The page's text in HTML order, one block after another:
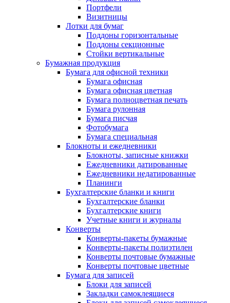
Портфели
Визитницы
Лотки для бумаг
Поддоны горизонтальные
Поддоны секционные
Стойки вертикальные
Бумажная продукция
Бумага для офисной техники
Бумага офисная
Бумага офисная цветная
Бумага полноцветная печать
Бумага рулонная
Бумага писчая
Фотобумага
Бумага специальная
Блокноты и ежедневники
Блокноты, записные книжки
Ежедневники датированные
Ежедневники недатированные
Планинги
Бухгалтерские бланки и книги
Бухгалтерские бланки
Бухгалтерские книги
Учетные книги и журналы
Конверты
Конверты-пакеты бумажные
Конверты-пакеты полиэтилен
Конверты почтовые бумажные
Конверты почтовые цветные
Бумага для записей
Блоки для записей
Закладки самоклеящиеся